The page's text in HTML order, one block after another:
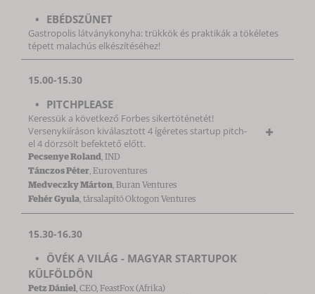
EBÉDSZÜNET
Gastropolis látványkonyha: trükkök és praktikák a tökéletes
tépett malachús elkészítéséhez!
15.00-15.30
PITCHPLEASE
Keressük a következő Forbes sikertöténetét!
Versenykiíráson kiválasztott 4 ígéretes startup pitch-
el 4 dörzsölt befektető előtt.
Pecsenye Roland, IND
Tánczos Péter, Euroventures
Medveczky Márton, Buran Ventures
Fehér Gyula, társalapító Oktogon Ventures
15.30-16.30
ÖVÉK A VILÁG - MAGYAR STARTUPOK
KÜLFÖLDÖN
Petz Dániel, CEO, FeastFox (Afrika)